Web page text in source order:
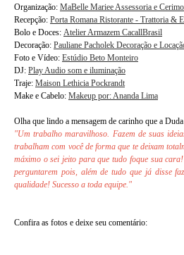
Organização: MaBelle Mariee Assessoria e
Recepção: Porta Romana Ristorante - Trattoria &
Bolo e Doces: Atelier Armazem CacallBrasil
Decoração: Pauliane Pacholek Decoração e
Foto e Vídeo: Estúdio Beto Monteiro
DJ: Play Audio som e iluminação
Traje: Maison Lethicia Pockrandt
Make e Cabelo: Makeup por: Ananda Lima
Olha que lindo a mensagem de carinho que a
"Um trabalho maravilhoso. Fazem de suas
trabalham com você de forma que te deixam
máximo o sei jeito para que tudo foque sua
perguntarem pois, além de tudo que já disse
qualidade! Sucesso a toda equipe."
Confira as fotos e deixe seu comentário: